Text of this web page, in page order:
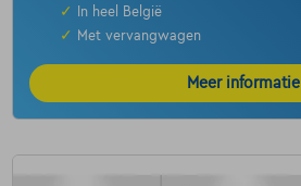
✓
In heel België
✓
Met vervangwagen
Meer informatie